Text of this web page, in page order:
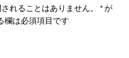
れることはありません。 * が
欄は必須項目です